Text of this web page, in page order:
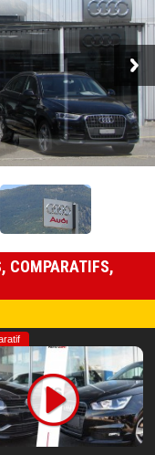
COMPARATIFS,